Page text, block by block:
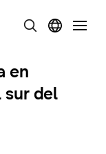
en
sur del